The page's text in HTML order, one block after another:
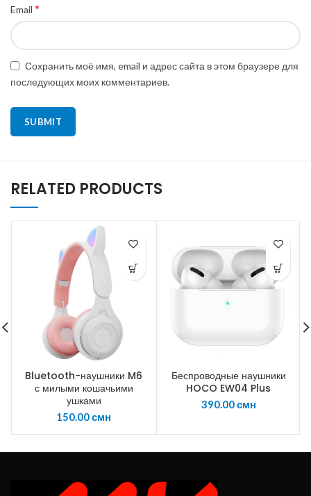
Email *
Сохранить моё имя, email и адрес сайта в этом браузере для
последующих моих комментариев.
RELATED PRODUCTS
Bluetooth-наушники M6
с милыми кошачьими
ушками
150.00смн
Беспроводные наушники
HOCO EW04 Plus
390.00смн